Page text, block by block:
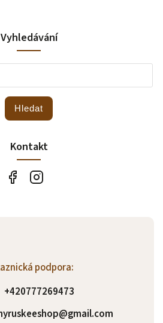
podpora:
+420777269473
Vyhledávání
Hledat
Kontakt